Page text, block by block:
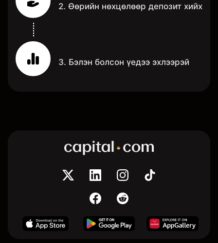
2. Өөрийн нөхцөлөөр депозит хийх
3. Бэлэн болсон үедээ эхлээрэй